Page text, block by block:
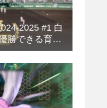
2025 #1 白
勝できる育成